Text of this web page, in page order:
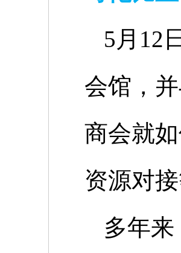
5 月 12
会馆，
商会就
资源对
多年